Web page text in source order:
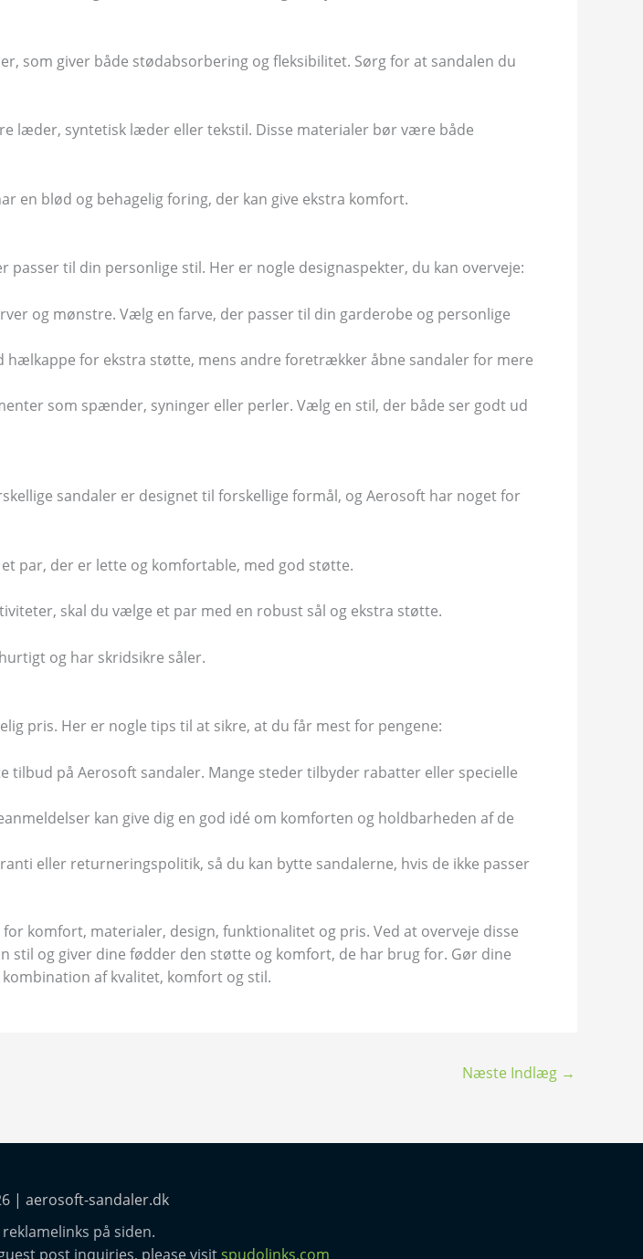
som giver både stødabsorbering og fleksibilitet. Sørg for at sandalen du
læder, syntetisk læder eller tekstil. Disse materialer bør være både
en blød og behagelig foring, der kan give ekstra komfort.
til din personlige stil. Her er nogle designaspekter, du kan overveje:
og mønstre. Vælg en farve, der passer til din garderobe og personlige
hælkappe for ekstra støtte, mens andre foretrækker åbne sandaler for mere
som spænder, syninger eller perler. Vælg en stil, der både ser godt ud
sandaler er designet til forskellige formål, og Aerosoft har noget for
par, der er lette og komfortable, med god støtte.
skal du vælge et par med en robust sål og ekstra støtte.
og har skridsikre såler.
pris. Her er nogle tips til at sikre, at du får mest for pengene:
tilbud på Aerosoft sandaler. Mange steder tilbyder rabatter eller specielle
kan give dig en god idé om komforten og holdbarheden af de
eller returneringspolitik, så du kan bytte sandalerne, hvis de ikke passer
komfort, materialer, design, funktionalitet og pris. Ved at overveje disse
og giver dine fødder den støtte og komfort, de har brug for. Gør dine
af kvalitet, komfort og stil.
Næste Indlæg →
| aerosoft-sandaler.dk
på siden.
post inquiries, please visit spudolinks.com